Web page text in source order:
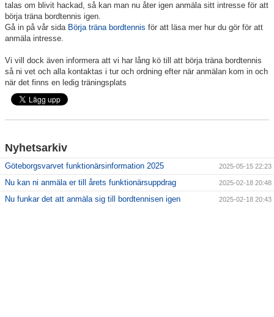
talas om blivit hackad, så kan man nu åter igen anmäla sitt intresse för att
börja träna bordtennis igen.
Gå in på vår sida Börja träna bordtennis för att läsa mer hur du gör för att
anmäla intresse.
Vi vill dock även informera att vi har lång kö till att börja träna bordtennis
så ni vet och alla kontaktas i tur och ordning efter när anmälan kom in och
när det finns en ledig träningsplats
Nyhetsarkiv
Göteborgsvarvet funktionärsinformation 2025 2025-05-15 22:23
Nu kan ni anmäla er till årets funktionärsuppdrag 2025-02-18 20:48
Nu funkar det att anmäla sig till bordtennisen igen 2025-02-18 20:43